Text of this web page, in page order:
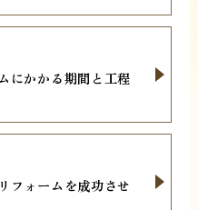
にかかる期間と工程
フォームを成功させ